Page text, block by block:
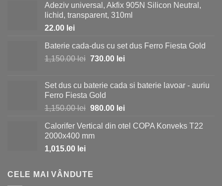
Adeziv universal, Akfix 905N Silicon Neutral,
lichid, transparent, 310ml
22.00 lei
Baterie cada-dus cu set dus Ferro Fiesta Gold
1,150.00lei Prețul
fost:
1,150.00 lei.
730.00 leiPrețul
730.00 lei.
Set dus cu baterie cada si baterie lavoar - auriu
Ferro Fiesta Gold
1,150.00lei Prețul
a
fost:
980.00 leiPrețul
este:
Calorifer Vertical din otel COPA Konveks T22
2000x400 mm
1,015.00 lei
CELE MAI VÂNDUTE